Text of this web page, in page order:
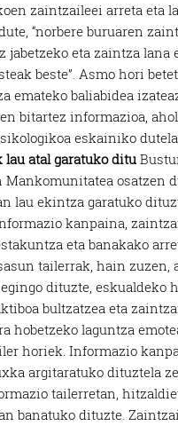
zaintzaileei arreta eta
“norbere buruaren
jabetzeko eta zaintza
beste”. Asmo hori
emateko baliabidea
bitartez informazioa,
eskainiko
lau atal garatuko ditu
Mankomunitatea osatzen
lau ekintza garatuko
kanpaina,
eta banakako
tailerrak, hain zuzen,
dituzte, eskualdeko
bultzatzea eta
hobetzeko laguntza
horiek. Informazio
argitaratuko dituztela
tailerretan,
banatuko dituzte.